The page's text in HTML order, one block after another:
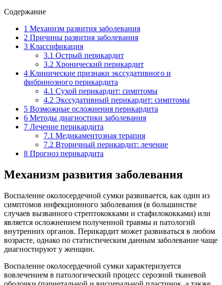
Содержание
1 Механизм развития заболевания
2 Причины развития заболевания
3 Классификация
3.1 Острый перикардит
3.2 Хронический перикардит
4 Клинические признаки экссудативного и
фибринозного перикардита
4.1 Сухой перикардит: симптомы
4.2 Экссудативный перикардит: симптомы
5 Возможные осложнения перикардита
6 Методы диагностики заболевания
7 Лечение перикардита
7.1 Медикаментозная терапия
7.2 Вторичный перикардит: лечение
8 Прогноз перикардита
Механизм развития заболевания
Воспаление околосердечной сумки развивается, как один из
симптомов инфекционного заболевания (в большинстве
случаев вызванного стрептококками и стафилококками) или
является осложнением полученной травмы и патологий
внутренних органов. Перикардит может развиваться в любом
возрасте, однако по статистическим данным заболевание чаще
диагностируют у женщин.
Воспаление околосердечной сумки характеризуется
вовлечением в патологический процесс серозной тканевой